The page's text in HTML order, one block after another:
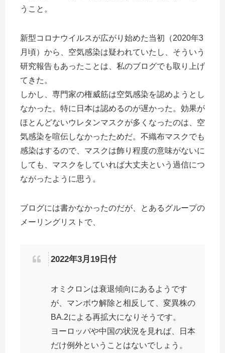
うこと。
新型コロナウイルスが広がり始めた当初（2020年3
月頃）から、空気感染は疑われていたし、そういう
研究報告もあったことは、私のブログでも取り上げ
てきた。
しかし、専門家の権威筋は空気感染を認めようとし
なかった。特に日本は認めるのが遅かった。効果が
ほとんどないウレタンマスクが多くなったのは、空
気感染を喧伝しなかったためだ。不織布マスクでも
感染はするので、マスクは飾り程度の意味がないに
しても、マスクをしていれば大丈夫という過信につ
ながったように思う。
ブログには書かなかったのだが、とあるグループの
メーリングリストで、
2022年3月19日付
オミクロンは衰退傾向にあるようです
が、マンボウ解除と相反して、変異株の
BA.2による再拡大になりそうです。
ヨーロッパや中国の状況を見れば、日本
だけ例外ということはないでしょう。